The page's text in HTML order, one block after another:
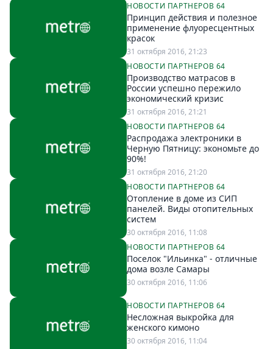
НОВОСТИ ПАРТНЕРОВ 64
Принцип действия и полезное
применение флуоресцентных
красок
31 октября 2016, 21:23
НОВОСТИ ПАРТНЕРОВ 64
Производство матрасов в
России успешно пережило
экономический кризис
31 октября 2016, 21:21
НОВОСТИ ПАРТНЕРОВ 64
Распродажа электроники в
Черную Пятницу: экономьте до
90%!
31 октября 2016, 21:20
НОВОСТИ ПАРТНЕРОВ 64
Отопление в доме из СИП
панелей. Виды отопительных
систем
30 октября 2016, 11:08
НОВОСТИ ПАРТНЕРОВ 64
Поселок "Ильинка" - отличные
дома возле Самары
30 октября 2016, 11:06
НОВОСТИ ПАРТНЕРОВ 64
Несложная выкройка для
женского кимоно
30 октября 2016, 11:04